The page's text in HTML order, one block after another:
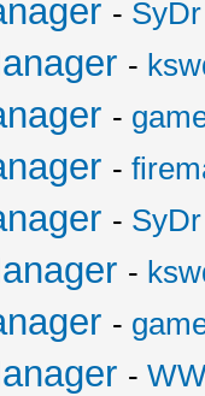
- SyDr
-
-
-
- SyDr
-
-
-